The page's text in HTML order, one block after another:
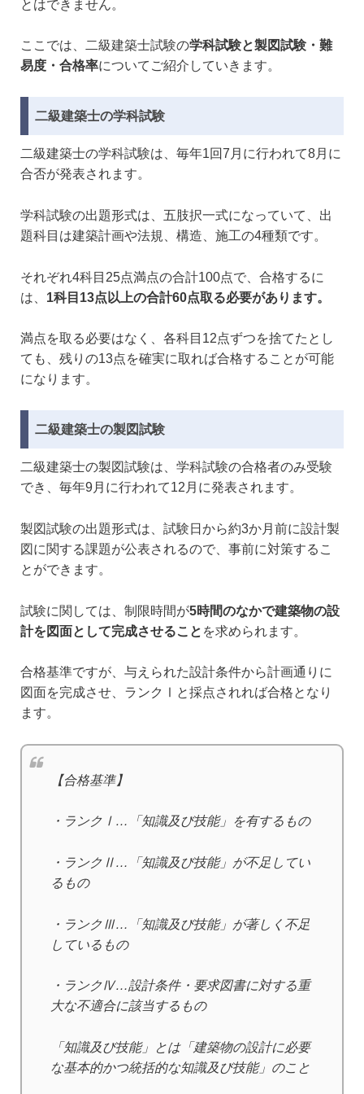
とはできません。
ここでは、二級建築士試験の学科試験と製図試験・難
易度・合格率についてご紹介していきます。
二級建築士の学科試験
二級建築士の学科試験は、毎年1回7月に行われて8月に
合否が発表されます。
学科試験の出題形式は、五肢択一式になっていて、出
題科目は建築計画や法規、構造、施工の4種類です。
それぞれ4科目25点満点の合計100点で、合格するに
は、 1科目13点以上の合計60点取る必要があります。
満点を取る必要はなく、各科目12点ずつを捨てたとし
ても、残りの13点を確実に取れば合格することが可能
になります。
二級建築士の製図試験
二級建築士の製図試験は、学科試験の合格者のみ受験
でき、毎年9月に行われて12月に発表されます。
製図試験の出題形式は、試験日から約3か月前に設計製
図に関する課題が公表されるので、事前に対策するこ
とができます。
試験に関しては、制限時間が5時間のなかで建築物の設
計を図面として完成させること を求められます。
合格基準ですが、与えられた設計条件から計画通りに
図面を完成させ、ランクⅠと採点されれば合格となり
ます。
【合格基準】
・ランクⅠ…「知識及び技能」を有するもの
・ランクⅡ…「知識及び技能」が不足してい
るもの
・ランクⅢ…「知識及び技能」が著しく不足
しているもの
・ランクⅣ…設計条件・要求図書に対する重
大な不適合に該当するもの
「知識及び技能」とは「建築物の設計に必要
な基本的かつ統括的な知識及び技能」のこと